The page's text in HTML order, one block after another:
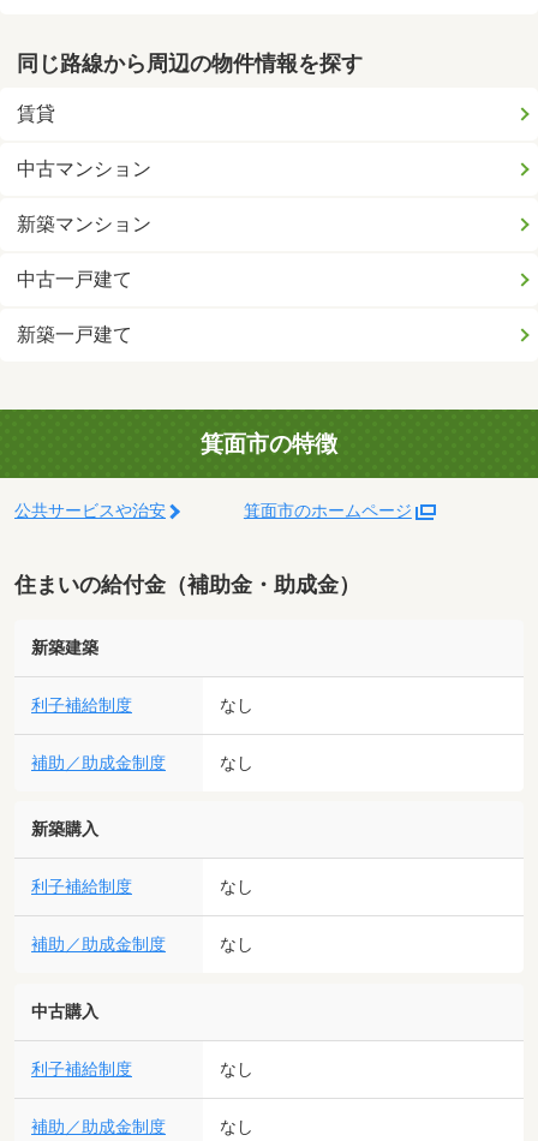
同じ路線から周辺の物件情報を探す
賃貸
中古マンション
新築マンション
中古一戸建て
新築一戸建て
箕面市の特徴
公共サービスや治安 箕面市のホームページ
住まいの給付金（補助金・助成金）
新築建築
利子補給制度 なし
補助／助成金制度 なし
新築購入
利子補給制度 なし
補助／助成金制度 なし
中古購入
利子補給制度 なし
補助／助成金制度 なし